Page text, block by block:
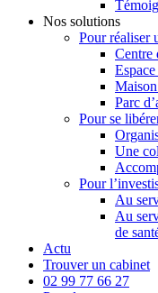
Nos solutions
Pour réaliser
Centre
Parc
Pour se
Une
Pour
Au
Au
de
Actu
Trouver un cabinet
02 99 77 66 27